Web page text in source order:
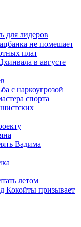
для лидеров
не помешает
плат
в августе
с наркоугрозой
спорта
Вадима
летом
Кокойты призывает